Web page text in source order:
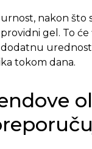
nakon što
gel. To će
tokom dana.